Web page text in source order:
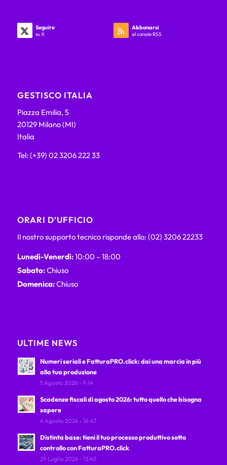
Seguire
su X
Abbonarsi
al canale RSS
GESTISCO ITALIA
Piazza Emilia, 5
20129 Milano (MI)
Italia
Tel: (+39) 02 3206 222 33
ORARI D’UFFICIO
Il nostro supporto tecnico risponde allo: (02) 3206 22233
Lunedì-Venerdì:10:00 – 18:00
Sabato:Chiuso
Domenica:Chiuso
ULTIME NEWS
Numeri seriali e FatturaPRO.click: dai una marcia in più
alla tua produzione
5 Agosto 2026 - 9:14
Scadenze fiscali di agosto 2026: tutto quello che bisogna
sapere
4 Agosto 2026 - 16:47
Distinta base: tieni il tuo processo produttivo sotto
controllo con FatturaPRO.click
29 Luglio 2026 - 13:45